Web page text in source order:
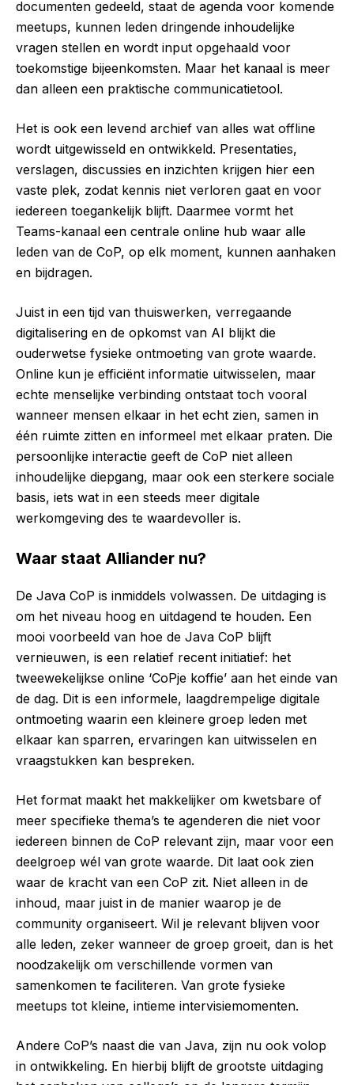
documenten gedeeld, staat de agenda voor komende
meetups, kunnen leden dringende inhoudelijke
vragen stellen en wordt input opgehaald voor
toekomstige bijeenkomsten. Maar het kanaal is meer
dan alleen een praktische communicatietool.
Het is ook een levend archief van alles wat offline
wordt uitgewisseld en ontwikkeld. Presentaties,
verslagen, discussies en inzichten krijgen hier een
vaste plek, zodat kennis niet verloren gaat en voor
iedereen toegankelijk blijft. Daarmee vormt het
Teams-kanaal een centrale online hub waar alle
leden van de CoP, op elk moment, kunnen aanhaken
en bijdragen.
Juist in een tijd van thuiswerken, verregaande
digitalisering en de opkomst van AI blijkt die
ouderwetse fysieke ontmoeting van grote waarde.
Online kun je efficiënt informatie uitwisselen, maar
echte menselijke verbinding ontstaat toch vooral
wanneer mensen elkaar in het echt zien, samen in
één ruimte zitten en informeel met elkaar praten. Die
persoonlijke interactie geeft de CoP niet alleen
inhoudelijke diepgang, maar ook een sterkere sociale
basis, iets wat in een steeds meer digitale
werkomgeving des te waardevoller is.
Waar staat Alliander nu?
De Java CoP is inmiddels volwassen. De uitdaging is
om het niveau hoog en uitdagend te houden. Een
mooi voorbeeld van hoe de Java CoP blijft
vernieuwen, is een relatief recent initiatief: het
tweewekelijkse online ‘CoPje koffie’ aan het einde van
de dag. Dit is een informele, laagdrempelige digitale
ontmoeting waarin een kleinere groep leden met
elkaar kan sparren, ervaringen kan uitwisselen en
vraagstukken kan bespreken.
Het format maakt het makkelijker om kwetsbare of
meer specifieke thema’s te agenderen die niet voor
iedereen binnen de CoP relevant zijn, maar voor een
deelgroep wél van grote waarde. Dit laat ook zien
waar de kracht van een CoP zit. Niet alleen in de
inhoud, maar juist in de manier waarop je de
community organiseert. Wil je relevant blijven voor
alle leden, zeker wanneer de groep groeit, dan is het
noodzakelijk om verschillende vormen van
samenkomen te faciliteren. Van grote fysieke
meetups tot kleine, intieme intervisiemomenten.
Andere CoP’s naast die van Java, zijn nu ook volop
in ontwikkeling. En hierbij blijft de grootste uitdaging